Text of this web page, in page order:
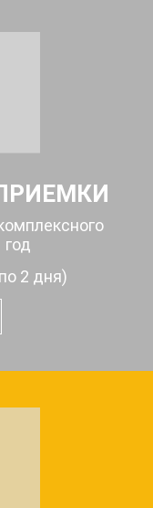
год
2 дня)